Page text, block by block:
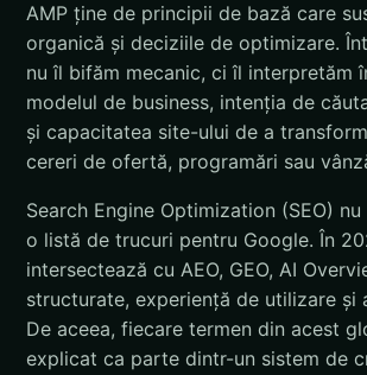
AMP ține de principii de bază care
organică și deciziile de optimizare.
nu îl bifăm mecanic, ci îl interpretăm
modelul de business, intenția de
și capacitatea site-ului de a
cereri de ofertă, programări sau
Search Engine Optimization (SEO)
o listă de trucuri pentru Google. În
intersectează cu AEO, GEO, AI
structurate, experiență de utilizare și
De aceea, fiecare termen din acest
explicat ca parte dintr-un sistem de